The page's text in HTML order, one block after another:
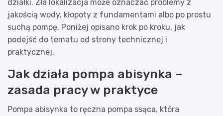
działki. Zła lokalizacja może oznaczać problemy z
jakością wody, kłopoty z fundamentami albo po prostu
suchą pompę. Poniżej opisano krok po kroku, jak
podejść do tematu od strony technicznej i
praktycznej.
Jak działa pompa abisynka –
zasada pracy w praktyce
Pompa abisynka to ręczna pompa ssąca, która